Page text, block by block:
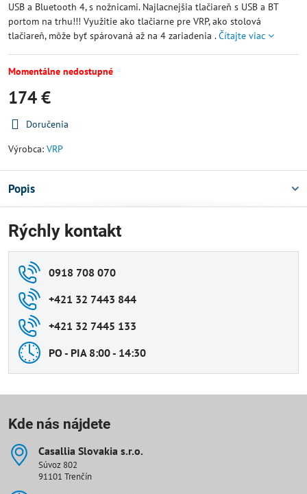
USB a Bluetooth 4, s nožnicami. Najlacnejšia tlačiareň s USB a BT
portom na trhu!!! Využitie ako tlačiarne pre VRP, ako stolová
tlačiareň, môže byť spárovaná až na 4 zariadenia .Čítajte viac
Momentálne nedostupné
174 €
Doručenia
Výrobca: VRP
Popis
Rýchly kontakt
0918 708 070
+421 32 7443 844
+421 32 7445 133
PO - PIA 8:00 - 14:30
Kde nás nájdete
Casallia Slovakia s​.r​.o​.
Súvoz 802
91101 Trenčín